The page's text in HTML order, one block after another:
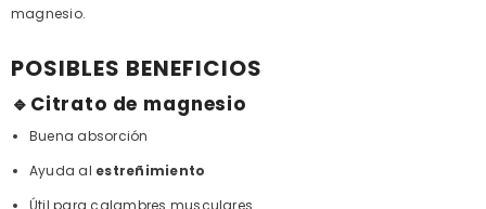
magnesio.
POSIBLES BENEFICIOS
🔹Citrato de magnesio
Buena absorción
Ayuda al estreñimiento
Útil para calambres musculares